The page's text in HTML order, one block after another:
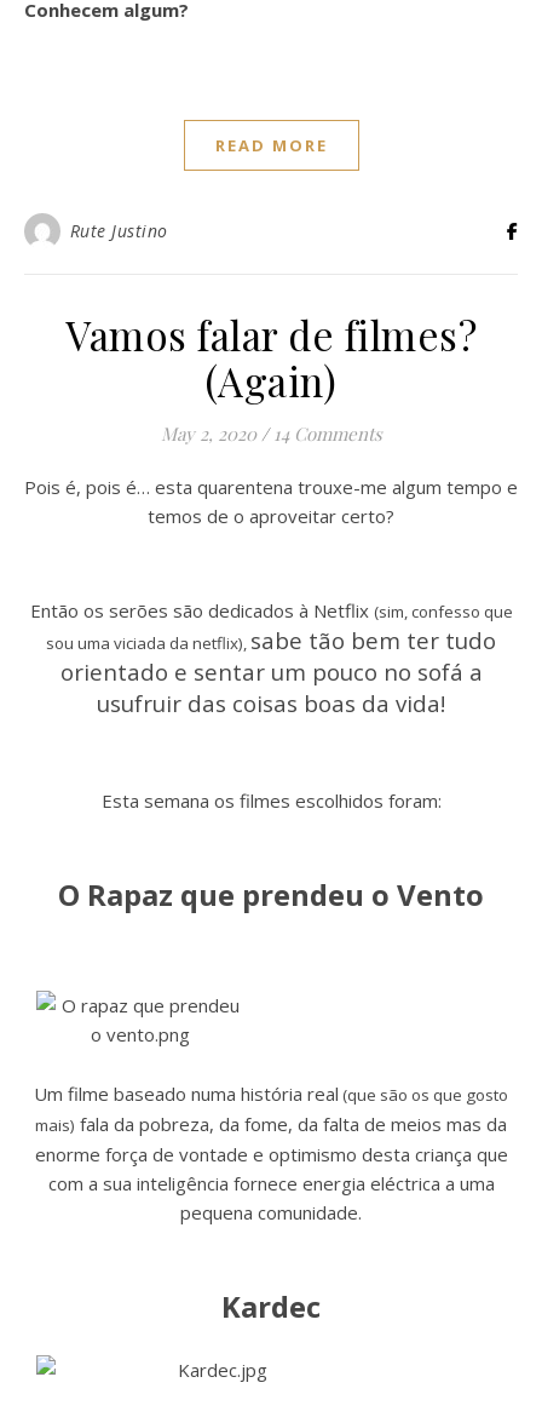
Conhecem algum?
READ MORE
Rute Justino
Vamos falar de filmes?
(Again)
May 2, 2020 / 14 Comments
Pois é, pois é… esta quarentena trouxe-me algum tempo e
temos de o aproveitar certo?
Então os serões são dedicados à Netflix (sim, confesso que
sou uma viciada da netflix), sabe tão bem ter tudo
orientado e sentar um pouco no sofá a
usufruir das coisas boas da vida!
Esta semana os filmes escolhidos foram:
O Rapaz que prendeu o Vento
Um filme baseado numa história real (que são os que gosto
mais) fala da pobreza, da fome, da falta de meios mas da
enorme força de vontade e optimismo desta criança que
com a sua inteligência fornece energia eléctrica a uma
pequena comunidade.
Kardec